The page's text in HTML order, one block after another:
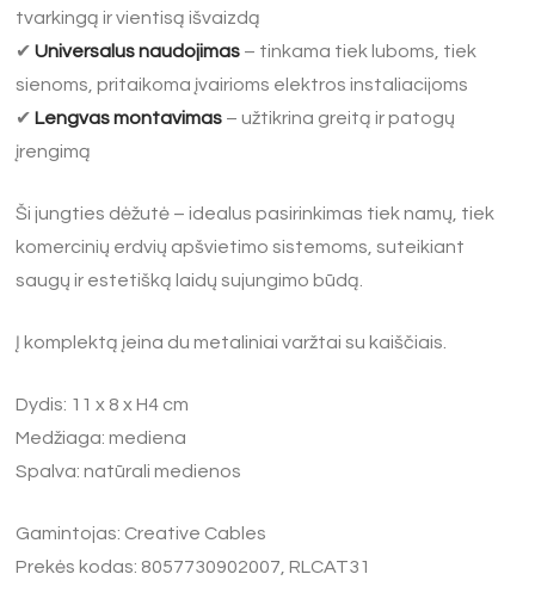
tvarkingą ir vientisą išvaizdą
✔ Universalus naudojimas – tinkama tiek luboms, tiek
sienoms, pritaikoma įvairioms elektros instaliacijoms
✔ Lengvas montavimas – užtikrina greitą ir patogų
įrengimą
Ši jungties dėžutė – idealus pasirinkimas tiek namų, tiek
komercinių erdvių apšvietimo sistemoms, suteikiant
saugų ir estetišką laidų sujungimo būdą.
Į komplektą įeina du metaliniai varžtai su kaiščiais.
Dydis: 11 x 8 x H4 cm
Medžiaga: mediena
Spalva: natūrali medienos
Gamintojas: Creative Cables
Prekės kodas: 8057730902007, RLCAT31